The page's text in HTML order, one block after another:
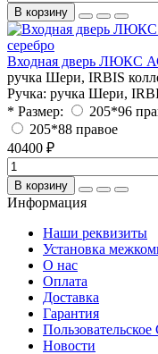
В корзину
Входная дверь ЛЮКС
ручка Шери, IRBIS
Ручка: ручка Шери,
* Размер:
205*96
205*88 правое
40400 ₽
В корзину
Информация
Наши реквизиты
Установка
О нас
Оплата
Доставка
Гарантия
Новости